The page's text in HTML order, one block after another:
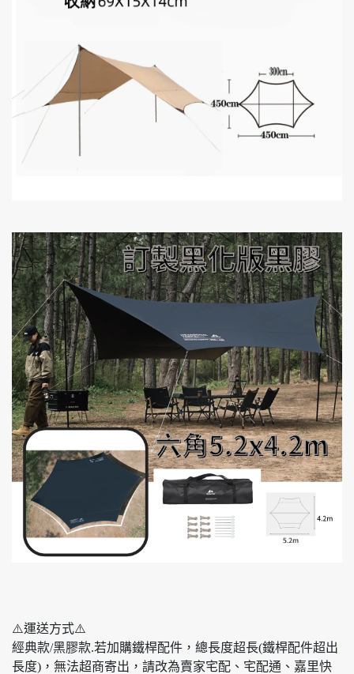
⚠️運送方式⚠️
經典款/黑膠款.若加購鐵桿配件，總長度超長(鐵桿配件超出
長度)，無法超商寄出，請改為賣家宅配、宅配通、嘉里快